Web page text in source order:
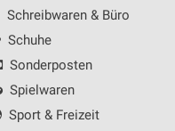
Schreibwaren & Büro
Schuhe
Sonderposten
Spielwaren
Sport & Freizeit